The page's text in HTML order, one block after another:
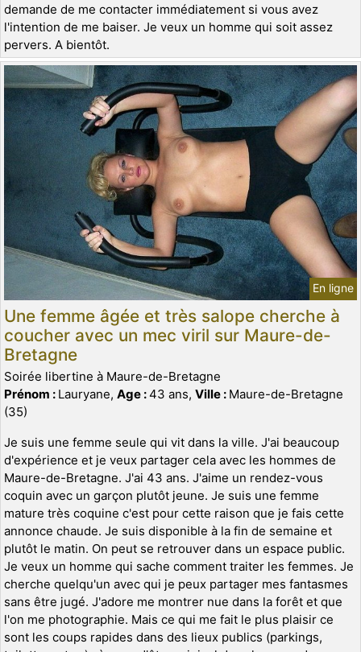
demande de me contacter immédiatement si vous avez
l'intention de me baiser. Je veux un homme qui soit assez
pervers. A bientôt.
En ligne
Une femme âgée et très salope cherche à
coucher avec un mec viril sur Maure-de-
Bretagne
Soirée libertine à Maure-de-Bretagne
Prénom : Lauryane, Age :43 ans, Ville : Maure-de-Bretagne
(35)
Je suis une femme seule qui vit dans la ville. J'ai beaucoup
d'expérience et je veux partager cela avec les hommes de
Maure-de-Bretagne. J'ai 43 ans. J'aime un rendez-vous
coquin avec un garçon plutôt jeune. Je suis une femme
mature très coquine c'est pour cette raison que je fais cette
annonce chaude. Je suis disponible à la fin de semaine et
plutôt le matin. On peut se retrouver dans un espace public.
Je veux un homme qui sache comment traiter les femmes. Je
cherche quelqu'un avec qui je peux partager mes fantasmes
sans être jugé. J'adore me montrer nue dans la forêt et que
l'on me photographie. Mais ce qui me fait le plus plaisir ce
sont les coups rapides dans des lieux publics (parkings,